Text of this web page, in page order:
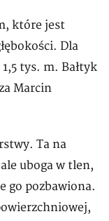
które jest
Dla
tys. m. Bałtyk
Marcin
Ta na
uboga w tlen,
go pozbawiona.